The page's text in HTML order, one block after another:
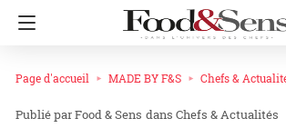
Page d'accueil MADE BY F&S Chefs &
Food & Sens dans Chefs & Actualités